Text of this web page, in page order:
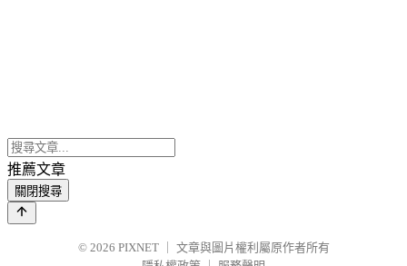
推薦文章
關閉搜尋
© 2026 PIXNET
文章與圖片權利屬原作者所有